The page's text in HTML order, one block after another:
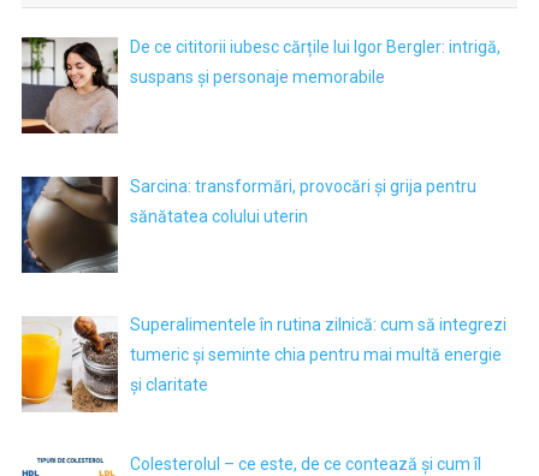
De ce cititorii iubesc cărțile lui Igor Bergler: intrigă,
suspans și personaje memorabile
Sarcina: transformări, provocări și grija pentru
sănătatea colului uterin
Superalimentele în rutina zilnică: cum să integrezi
tumeric și seminte chia pentru mai multă energie
și claritate
Colesterolul – ce este, de ce contează și cum îl